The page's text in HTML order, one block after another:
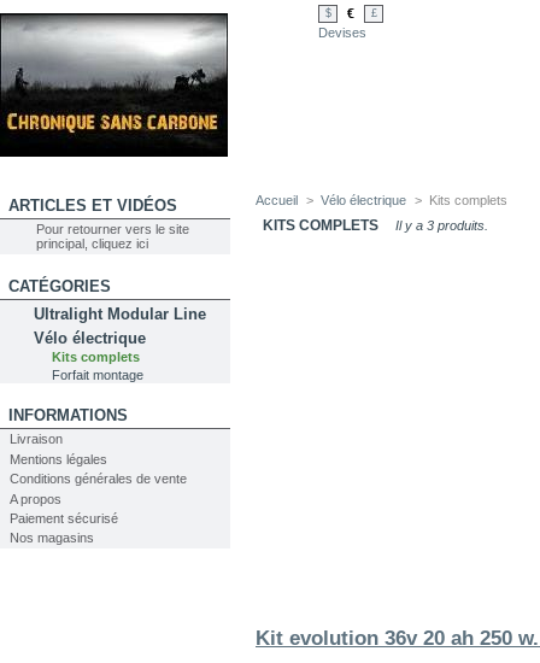
$ € £
Devises
ARTICLES ET VIDÉOS
Pour retourner vers le site
principal, cliquez ici
CATÉGORIES
Ultralight Modular Line
Vélo électrique
Kits complets
Forfait montage
INFORMATIONS
Livraison
Mentions légales
Conditions générales de vente
A propos
Paiement sécurisé
Nos magasins
Accueil > Vélo électrique > Kits complets
KITS COMPLETS Il y a 3 produits.
Kit evolution 36v 20 ah 250